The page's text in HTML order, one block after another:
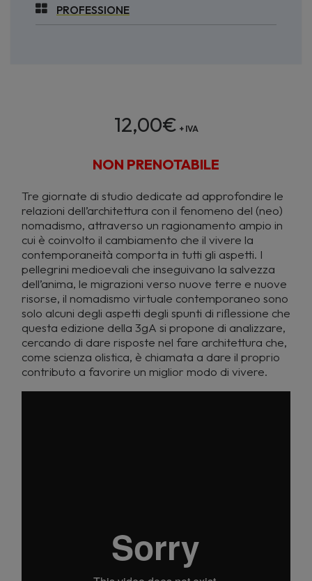
PROFESSIONE
12,00€ + IVA
NON PRENOTABILE
Tre giornate di studio dedicate ad approfondire le
relazioni dell’architettura con il fenomeno del (neo)
nomadismo, attraverso un ragionamento ampio in
cui è coinvolto il cambiamento che il vivere la
contemporaneità comporta in tutti gli aspetti. I
pellegrini medioevali che inseguivano la salvezza
dell’anima, le migrazioni verso nuove terre e nuove
risorse, il nomadismo virtuale contemporaneo sono
solo alcuni degli aspetti degli spunti di riﬂessione che
questa edizione della 3gA si propone di analizzare,
cercando di dare risposte nel fare architettura che,
come scienza olistica, è chiamata a dare il proprio
contributo a favorire un miglior modo di vivere.